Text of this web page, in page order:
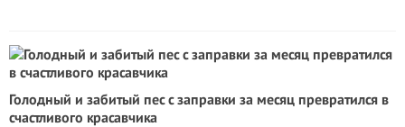
Голодный и забитый пес с заправки за месяц превратился в
счастливого красавчика